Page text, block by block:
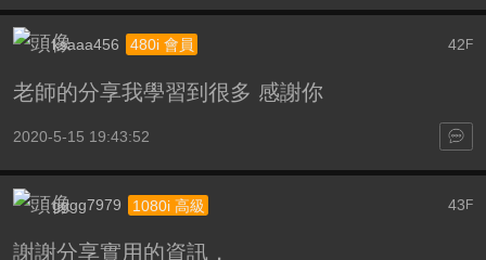
42 F
ksaaa456 480i 會員
老師的分享我學習到很多 感謝你
2020-5-15 19:43:52
43 F
gggg7979 1080i 高級
謝謝分享實用的資訊，